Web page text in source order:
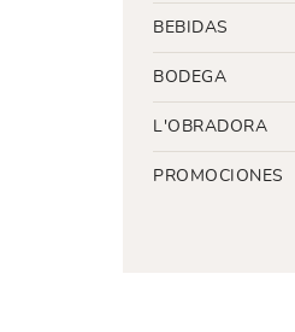
BEBIDAS
BODEGA
L'OBRADORA
PROMOCIONES